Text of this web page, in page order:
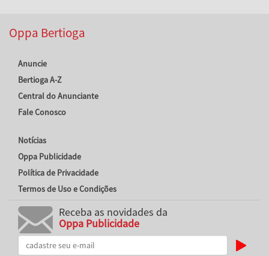
Oppa Bertioga
Anuncie
Bertioga A-Z
Central do Anunciante
Fale Conosco
Notícias
Oppa Publicidade
Política de Privacidade
Termos de Uso e Condições
Receba as novidades da
Oppa Publicidade